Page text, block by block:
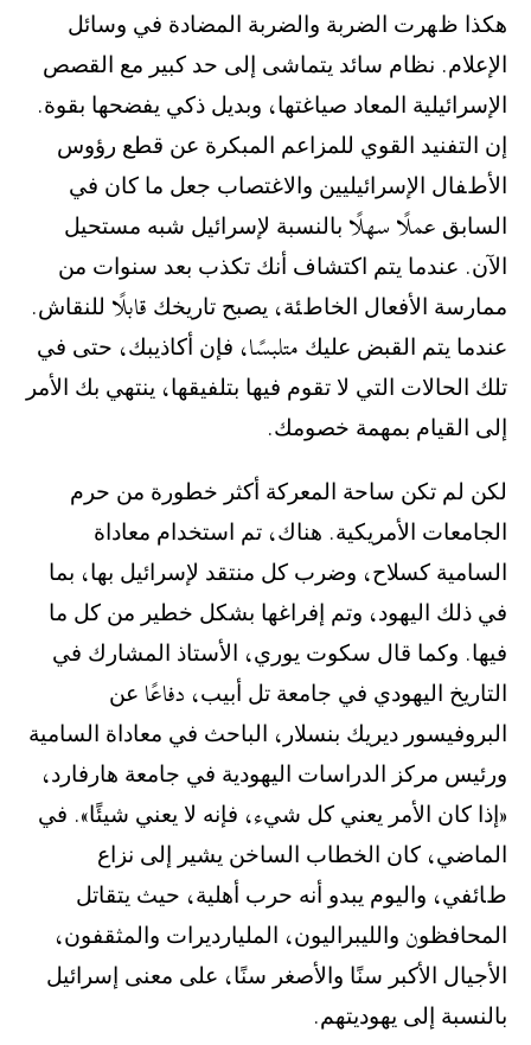
‫ﻫﻜﺬﺍ ﻅﻬﺮﺕ ﺍﻟﻀﺮﺑﺔ ﻭﺍﻟﻀﺮﺑﺔ ﺍﻟﻤﻀﺎﺩﺓ ﻓﻲ ﻭﺳﺎﺋﻞ
ﺍﻹﻋﻼﻡ. ﻧﻈﺎﻡ ﺳﺎﺋﺪ ﻳﺘﻤﺎﺷﻰ ﺇﻟﻰ ﺣﺪ ﻛﺒﻴﺮ ﻣﻊ ﺍﻟﻘﺼﺺ
ﺍﻹﺳﺮﺍﺋﻴﻠﻴﺔ ﺍﻟﻤﻌﺎﺩ ﺻﻴﺎﻏﺘﻬﺎ، ﻭﺑﺪﻳﻞ ﺫﻛﻲ ﻳﻔﻀﺤﻬﺎ ﺑﻘﻮﺓ.
ﺇﻥ ﺍﻟﺘﻔﻨﻴﺪ ﺍﻟﻘﻮﻱ ﻟﻠﻤﺰﺍﻋﻢ ﺍﻟﻤﺒﻜﺮﺓ ﻋﻦ ﻗﻄﻊ ﺭﺅﻭﺱ
ﺍﻷﻁﻔﺎﻝ ﺍﻹﺳﺮﺍﺋﻴﻠﻴﻴﻦ ﻭﺍﻻﻏﺘﺼﺎﺏ ﺟﻌﻞ ﻣﺎ ﻛﺎﻥ ﻓﻲ
ﺍﻟﺴﺎﺑﻖ عملًا سهلًا ﺑﺎﻟﻨﺴﺒﺔ ﻹﺳﺮﺍﺋﻴﻞ ﺷﺒﻪ ﻣﺴﺘﺤﻴﻞ
ﺍﻵﻥ. ﻋﻨﺪﻣﺎ ﻳﺘﻢ ﺍﻛﺘﺸﺎﻑ ﺃﻧﻚ ﺗﻜﺬﺏ ﺑﻌﺪ ﺳﻨﻮﺍﺕ ﻣﻦ
ﻣﻤﺎﺭﺳﺔ ﺍﻷﻓﻌﺎﻝ ﺍﻟﺨﺎﻁﺌﺔ، ﻳﺼﺒﺢ ﺗﺎﺭﻳﺨﻚ قابلًا ﻟﻠﻨﻘﺎﺵ.
ﻋﻨﺪﻣﺎ ﻳﺘﻢ ﺍﻟﻘﺒﺾ ﻋﻠﻴﻚ متلبسًا، ﻓﺈﻥ ﺃﻛﺎﺫﻳﺒﻚ، ﺣﺘﻰ ﻓﻲ
ﺗﻠﻚ ﺍﻟﺤﺎﻻﺕ ﺍﻟﺘﻲ ﻻ ﺗﻘﻮﻡ ﻓﻴﻬﺎ ﺑﺘﻠﻔﻴﻘﻬﺎ، ﻳﻨﺘﻬﻲ ﺑﻚ ﺍﻷﻣﺮ
ﺇﻟﻰ ﺍﻟﻘﻴﺎﻡ ﺑﻤﻬﻤﺔ ﺧﺼﻮﻣﻚ.
‫ﻟﻜﻦ ﻟﻢ ﺗﻜﻦ ﺳﺎﺣﺔ ﺍﻟﻤﻌﺮﻛﺔ ﺃﻛﺜﺮ ﺧﻄﻮﺭﺓ ﻣﻦ ﺣﺮﻡ
ﺍﻟﺠﺎﻣﻌﺎﺕ ﺍﻷﻣﺮﻳﻜﻴﺔ. ﻫﻨﺎﻙ، ﺗﻢ ﺍﺳﺘﺨﺪﺍﻡ ﻣﻌﺎﺩﺍﺓ
ﺍﻟﺴﺎﻣﻴﺔ ﻛﺴﻼﺡ، ﻭﺿﺮﺏ ﻛﻞ ﻣﻨﺘﻘﺪ ﻹﺳﺮﺍﺋﻴﻞ ﺑﻬﺎ، ﺑﻤﺎ
ﻓﻲ ﺫﻟﻚ ﺍﻟﻴﻬﻮﺩ، ﻭﺗﻢ ﺇﻓﺮﺍﻏﻬﺎ ﺑﺸﻜﻞ ﺧﻄﻴﺮ ﻣﻦ ﻛﻞ ﻣﺎ
ﻓﻴﻬﺎ. ﻭﻛﻤﺎ ﻗﺎﻝ ﺳﻜﻮﺕ ﻳﻮﺭﻱ، ﺍﻷﺳﺘﺎﺫ ﺍﻟﻤﺸﺎﺭﻙ ﻓﻲ
ﺍﻟﺘﺎﺭﻳﺦ ﺍﻟﻴﻬﻮﺩﻱ ﻓﻲ ﺟﺎﻣﻌﺔ ﺗﻞ ﺃﺑﻴﺐ، دفاعًا ﻋﻦ
ﺍﻟﺒﺮﻭﻓﻴﺴﻮﺭ ﺩﻳﺮﻳﻚ ﺑﻨﺴﻼﺭ، ﺍﻟﺒﺎﺣﺚ ﻓﻲ ﻣﻌﺎﺩﺍﺓ ﺍﻟﺴﺎﻣﻴﺔ
ﻭﺭﺋﻴﺲ ﻣﺮﻛﺰ ﺍﻟﺪﺭﺍﺳﺎﺕ ﺍﻟﻴﻬﻮﺩﻳﺔ ﻓﻲ ﺟﺎﻣﻌﺔ ﻫﺎﺭﻓﺎﺭﺩ،
«ﺇﺫﺍ ﻛﺎﻥ ﺍﻷﻣﺮ ﻳﻌﻨﻲ ﻛﻞ ﺷﻲء، ﻓﺈﻧﻪ ﻻ ﻳﻌﻨﻲ ﺷﻴﺌًﺎ». ﻓﻲ
ﺍﻟﻤﺎﺿﻲ، ﻛﺎﻥ ﺍﻟﺨﻄﺎﺏ ﺍﻟﺴﺎﺧﻦ ﻳﺸﻴﺮ ﺇﻟﻰ ﻧﺰﺍﻉ
ﻁﺎﺋﻔﻲ، ﻭﺍﻟﻴﻮﻡ ﻳﺒﺪﻭ ﺃﻧﻪ ﺣﺮﺏ ﺃﻫﻠﻴﺔ، ﺣﻴﺚ ﻳﺘﻘﺎﺗﻞ
ﺍﻟﻤﺤﺎﻓﻈﻮن ﻭﺍﻟﻠﻴﺒﺮﺍﻟﻴﻮﻥ، ﺍﻟﻤﻠﻴﺎﺭﺩﻳﺮﺍﺕ ﻭﺍﻟﻤﺜﻘﻔﻮﻥ،
ﺍﻷﺟﻴﺎﻝ ﺍﻷﻛﺒﺮ ﺳﻨًﺎ ﻭﺍﻷﺻﻐﺮ ﺳﻨًﺎ، ﻋﻠﻰ ﻣﻌﻨﻰ ﺇﺳﺮﺍﺋﻴﻞ
ﺑﺎﻟﻨﺴﺒﺔ ﺇﻟﻰ ﻳﻬﻮﺩﻳﺘﻬﻢ.